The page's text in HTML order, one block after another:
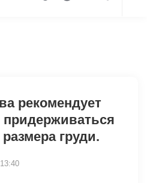
рекомендует
груди.